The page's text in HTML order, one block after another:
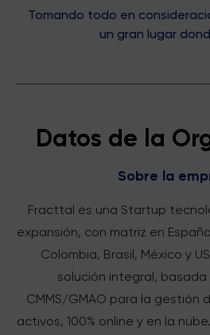
Tomando todo en
un gran lugar
Datos de la
Sobre la
Fracttal es una Startup
expansión, con matriz en
Colombia, Brasil, México y
solución integral,
CMMS/GMAO para la gestión
activos, 100% online y en la